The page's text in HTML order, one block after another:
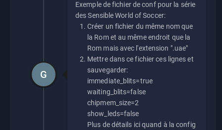
Exemple de fichier de conf pour la série
des Sensible World of Soccer:
Créer un fichier du même nom que
la Rom et au même endroit que la
Rom mais avec l'extension ".uae"
Mettre dans ce fichier ces lignes et
sauvegarder:
immediate_blits=true
waiting_blits=false
chipmem_size=2
show_leds=false
Plus de détails ici quand à la config
G